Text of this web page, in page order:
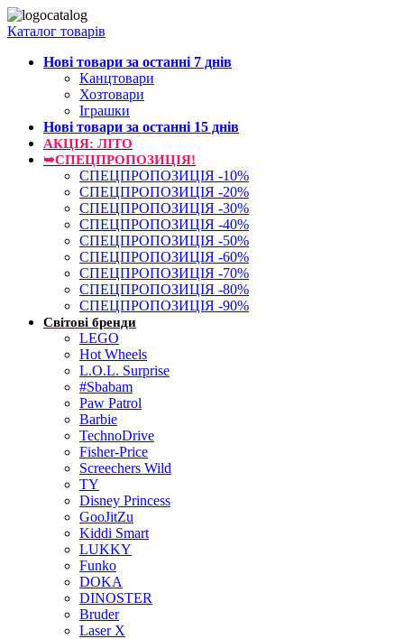
Каталог товарів
Нові товари за останнi 7 днiв
Канцтовари
Хозтовари
Іграшки
Нові товари за останнi 15 днiв
АКЦІЯ: ЛІТО
➥СПЕЦПРОПОЗИЦІЯ!
СПЕЦПРОПОЗИЦІЯ -10%
СПЕЦПРОПОЗИЦІЯ -20%
СПЕЦПРОПОЗИЦІЯ -30%
СПЕЦПРОПОЗИЦІЯ -40%
СПЕЦПРОПОЗИЦІЯ -50%
СПЕЦПРОПОЗИЦІЯ -60%
СПЕЦПРОПОЗИЦІЯ -70%
СПЕЦПРОПОЗИЦІЯ -80%
СПЕЦПРОПОЗИЦІЯ -90%
Світові бренди
LEGO
Hot Wheels
L.O.L. Surprise
#Sbabam
Paw Patrol
Barbie
TechnoDrive
Fisher-Price
Screechers Wild
TY
Disney Princess
GooJitZu
Kiddi Smart
LUKKY
Funko
DOKA
DINOSTER
Bruder
Laser X